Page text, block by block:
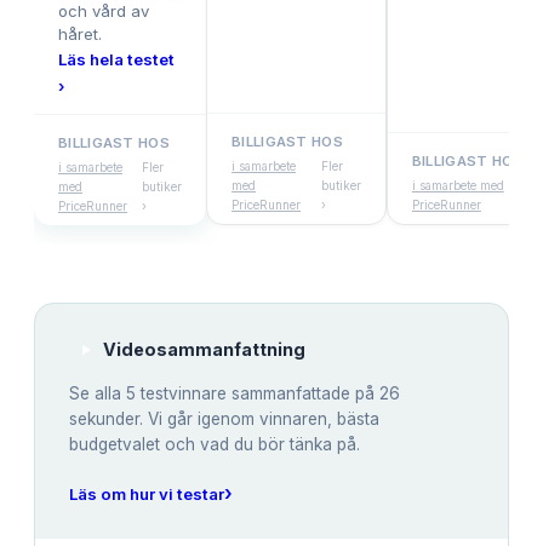
och vård av
håret.
Läs hela testet
›
BILLIGAST HOS
i samarbete
med
PriceRunner
Fler
butiker
›
BILLIGAST HOS
i samarbete
med
PriceRunner
Fler
butiker
›
BILLIGAST HOS
i samarbete med
PriceRunner
Videosammanfattning
Se alla 5 testvinnare sammanfattade på 26
sekunder. Vi går igenom vinnaren, bästa
budgetvalet och vad du bör tänka på.
Läs om hur vi testar›